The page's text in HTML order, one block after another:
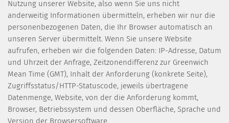
Nutzung unserer Website, also wenn Sie uns nicht
anderweitig Informationen übermitteln, erheben wir nur die
personenbezogenen Daten, die Ihr Browser automatisch an
unseren Server übermittelt. Wenn Sie unsere Website
aufrufen, erheben wir die folgenden Daten: IP-Adresse, Datum
und Uhrzeit der Anfrage, Zeitzonendifferenz zur Greenwich
Mean Time (GMT), Inhalt der Anforderung (konkrete Seite),
Zugriffsstatus/HTTP-Statuscode, jeweils übertragene
Datenmenge, Website, von der die Anforderung kommt,
Browser, Betriebssystem und dessen Oberfläche, Sprache und
Version der Browsersoftware.